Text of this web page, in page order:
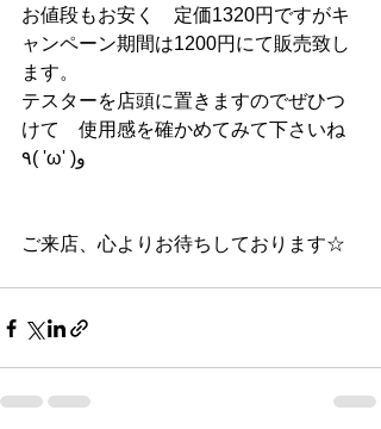
お値段もお安く　定価1320円ですがキ
ャンペーン期間は1200円にて販売致し
ます。
テスターを店頭に置きますのでぜひつ
けて　使用感を確かめてみて下さいね
٩( 'ω' )و
ご来店、心よりお待ちしております☆